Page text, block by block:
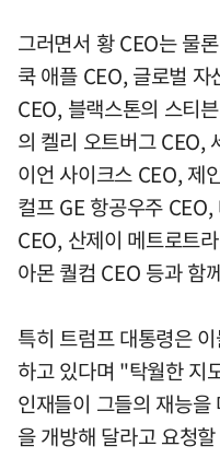
그러면서 황 CEO는 물
쿡 애플 CEO, 글로벌
CEO, 블랙스톤의 스티
의 켈리 오트버그 CEO,
이언 사이크스 CEO, 제
컬프 GE 항공우주
CEO, 산제이 메트로트
아몬 퀄컴 CEO 등과 함
특히 트럼프 대통령은
하고 있다며 "탁월한 지
인재들이 그들의 재능
을 개방해 달라고 요청